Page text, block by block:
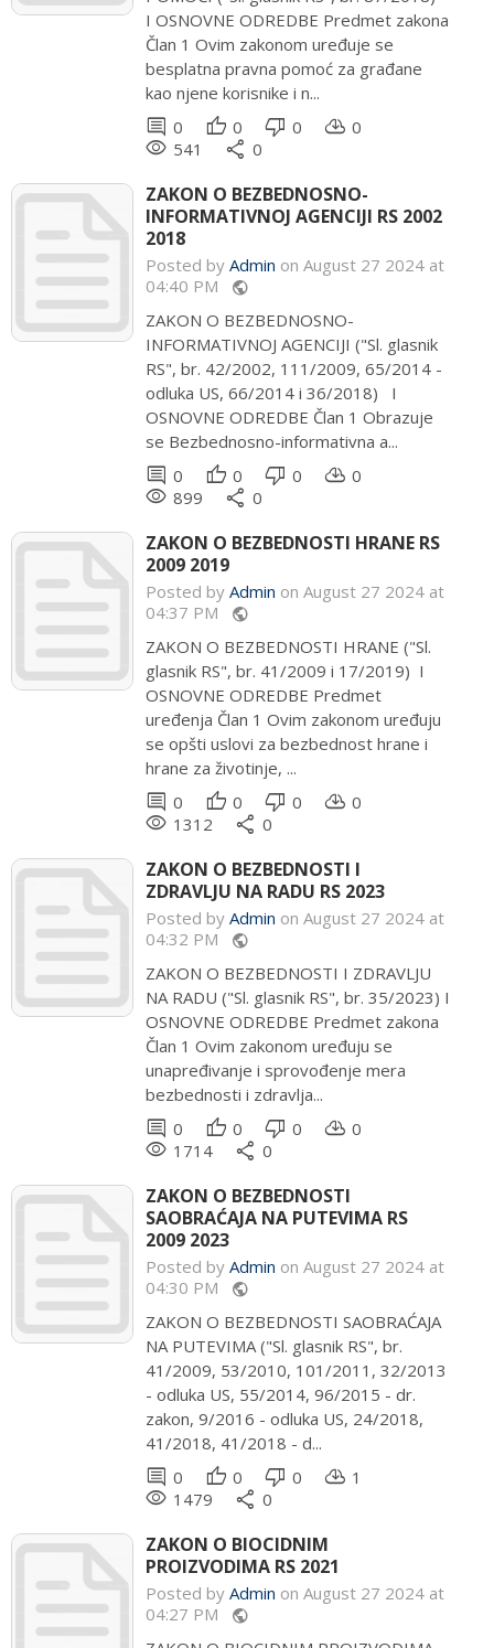
I OSNOVNE ODREDBE Predmet zakona
Član 1 Ovim zakonom uređuje se
besplatna pravna pomoć za građane
kao njene korisnike i n...
comment 0 thumb_up 0 thumb_down 0 cloud_download 0
remove_red_eye 541 share 0
ZAKON O BEZBEDNOSNO-
INFORMATIVNOJ AGENCIJI RS 2002
2018
Posted by Admin on August 27 2024 at
04:40 PM public
ZAKON O BEZBEDNOSNO-
INFORMATIVNOJ AGENCIJI ("Sl. glasnik
RS", br. 42/2002, 111/2009, 65/2014 -
odluka US, 66/2014 i 36/2018) I
OSNOVNE ODREDBE Član 1 Obrazuje
se Bezbednosno-informativna a...
comment 0 thumb_up 0 thumb_down 0 cloud_download 0
remove_red_eye 899 share 0
ZAKON O BEZBEDNOSTI HRANE RS
2009 2019
Posted by Admin on August 27 2024 at
04:37 PM public
ZAKON O BEZBEDNOSTI HRANE ("Sl.
glasnik RS", br. 41/2009 i 17/2019) I
OSNOVNE ODREDBE Predmet
uređenja Član 1 Ovim zakonom uređuju
se opšti uslovi za bezbednost hrane i
hrane za životinje, ...
comment 0 thumb_up 0 thumb_down 0 cloud_download 0
remove_red_eye 1312 share 0
ZAKON O BEZBEDNOSTI I
ZDRAVLJU NA RADU RS 2023
Posted by Admin on August 27 2024 at
04:32 PM public
ZAKON O BEZBEDNOSTI I ZDRAVLJU
NA RADU ("Sl. glasnik RS", br. 35/2023) I
OSNOVNE ODREDBE Predmet zakona
Član 1 Ovim zakonom uređuju se
unapređivanje i sprovođenje mera
bezbednosti i zdravlja...
comment 0 thumb_up 0 thumb_down 0 cloud_download 0
remove_red_eye 1714 share 0
ZAKON O BEZBEDNOSTI
SAOBRAĆAJA NA PUTEVIMA RS
2009 2023
Posted by Admin on August 27 2024 at
04:30 PM public
ZAKON O BEZBEDNOSTI SAOBRAĆAJA
NA PUTEVIMA ("Sl. glasnik RS", br.
41/2009, 53/2010, 101/2011, 32/2013
- odluka US, 55/2014, 96/2015 - dr.
zakon, 9/2016 - odluka US, 24/2018,
41/2018, 41/2018 - d...
comment 0 thumb_up 0 thumb_down 0 cloud_download 1
remove_red_eye 1479 share 0
ZAKON O BIOCIDNIM
PROIZVODIMA RS 2021
Posted by Admin on August 27 2024 at
04:27 PM public